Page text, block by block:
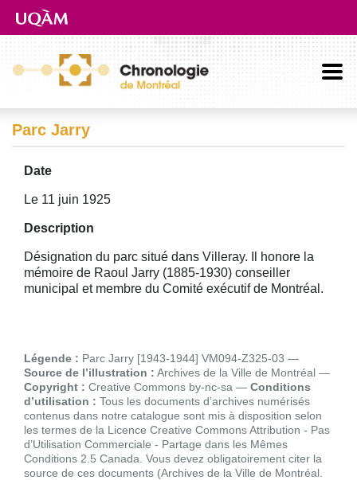
Aller directement au contenu principal
Parc Jarry
Date
Le 11 juin 1925
Description
Désignation du parc situé dans Villeray. Il honore la
mémoire de Raoul Jarry (1885-1930) conseiller
municipal et membre du Comité exécutif de Montréal.
Légende : Parc Jarry [1943-1944] VM094-Z325-03
Source de l’illustration : Archives de la Ville de Montréal
Copyright : Creative Commons by-nc-sa
Conditions
d’utilisation : Tous les documents d’archives numérisés
contenus dans notre catalogue sont mis à disposition selon
les termes de la Licence Creative Commons Attribution - Pas
d’Utilisation Commerciale - Partage dans les Mêmes
Conditions 2.5 Canada. Vous devez obligatoirement citer la
source de ces documents (Archives de la Ville de Montréal.